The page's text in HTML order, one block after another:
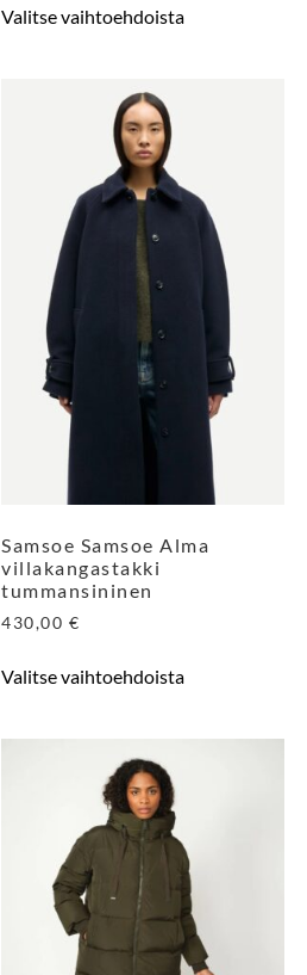
Valitse vaihtoehdoista
Samsoe Samsoe Alma
villakangastakki
tummansininen
430,00 €
Valitse vaihtoehdoista